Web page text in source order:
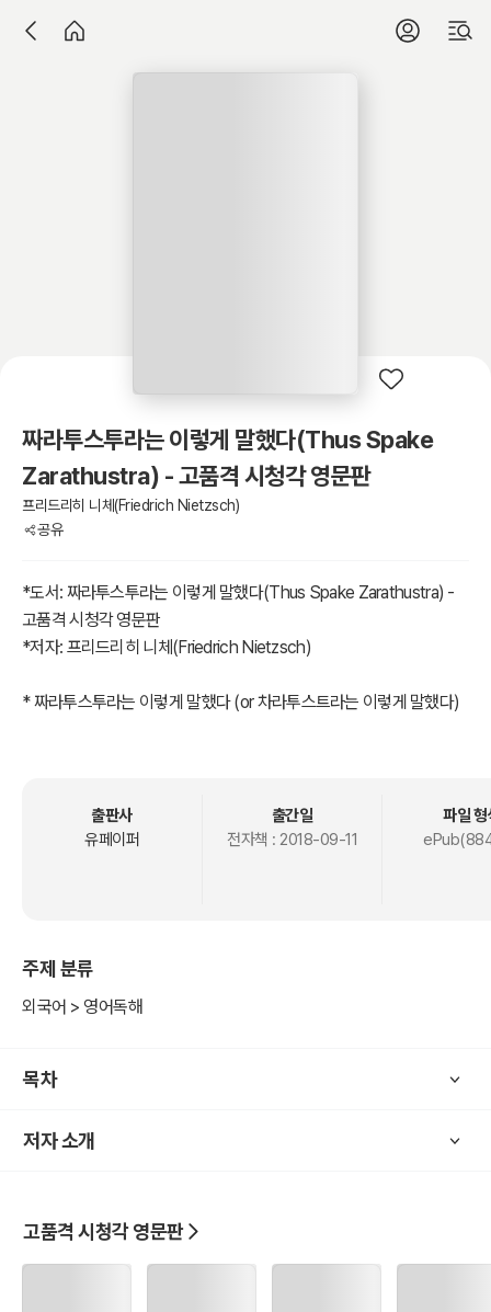
짜라투스투라는 이렇게 말했다(Thus Spake
Zarathustra) - 고품격 시청각 영문판
프리드리히 니체(Friedrich Nietzsch)
공유
*도서: 짜라투스투라는 이렇게 말했다(Thus Spake Zarathustra) -
고품격 시청각 영문판
*저자: 프리드리히 니체(Friedrich Nietzsch)
* 짜라투스투라는 이렇게 말했다 (or 차라투스트라는 이렇게 말했다)
# 도서 특징 및 독서 대상
(LibriVox audiobook은 서비스 정책에 따라 오디오는 달라질 수 있음)
선별
출판사
유페이퍼
출간일
전자책 : 2018-09-11
파일 형
주제 분류
외국어 > 영어독해
목차
저자 소개
고품격 시청각 영문판